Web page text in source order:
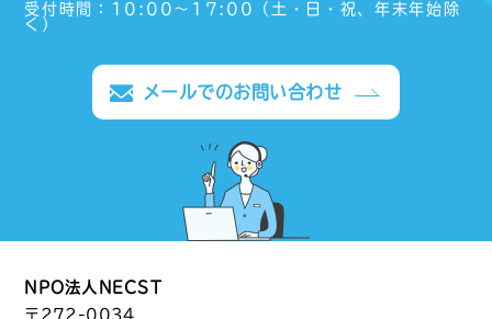
受付時間：10:00〜17:00（土・日・祝、年末年始除
く）
メールでのお問い合わせ
NPO法人NECST
〒272-0034